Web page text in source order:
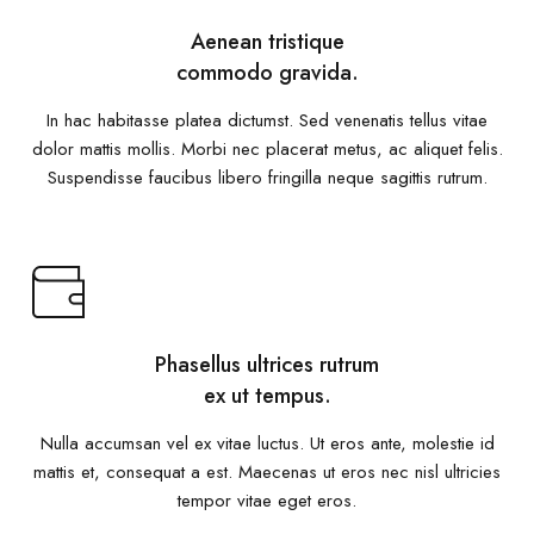
Aenean tristique
commodo gravida.
In hac habitasse platea dictumst. Sed venenatis tellus vitae
dolor mattis mollis. Morbi nec placerat metus, ac aliquet felis.
Suspendisse faucibus libero fringilla neque sagittis rutrum.
Phasellus ultrices rutrum
ex ut tempus.
Nulla accumsan vel ex vitae luctus. Ut eros ante, molestie id
mattis et, consequat a est. Maecenas ut eros nec nisl ultricies
tempor vitae eget eros.